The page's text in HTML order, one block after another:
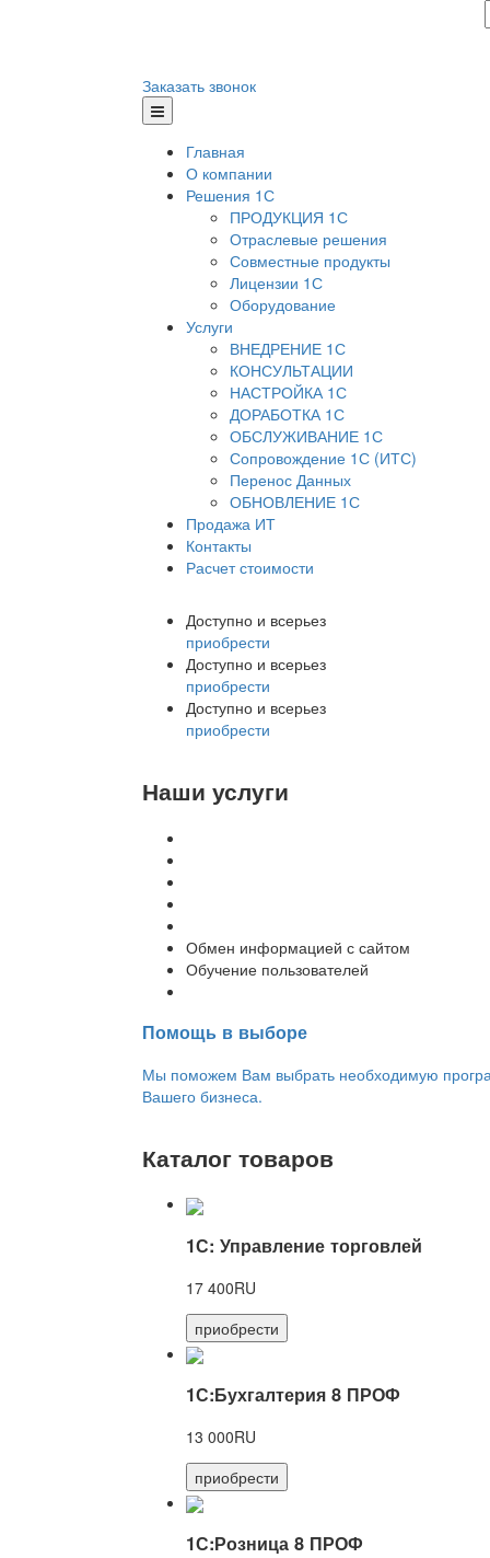
Заказать звонок
Главная
О компании
Решения 1С
ПРОДУКЦИЯ 1С
Отраслевые решения
Совместные продукты
Лицензии 1С
Оборудование
Услуги
ВНЕДРЕНИЕ 1С
КОНСУЛЬТАЦИИ
НАСТРОЙКА 1С
ДОРАБОТКА 1С
ОБСЛУЖИВАНИЕ 1С
Сопровождение 1С (ИТС)
Перенос Данных
ОБНОВЛЕНИЕ 1С
Продажа ИТ
Контакты
Расчет стоимости
Доступно и всерьез
приобрести
Доступно и всерьез
приобрести
Доступно и всерьез
приобрести
Наши услуги
Обмен информацией с сайтом
Обучение пользователей
Помощь в выборе
Мы поможем Вам выбрать необходимую
Вашего бизнеса.
Каталог товаров
1С: Управление торговлей
17 400RU
приобрести
1С:Бухгалтерия 8 ПРОФ
13 000RU
приобрести
1С:Розница 8 ПРОФ